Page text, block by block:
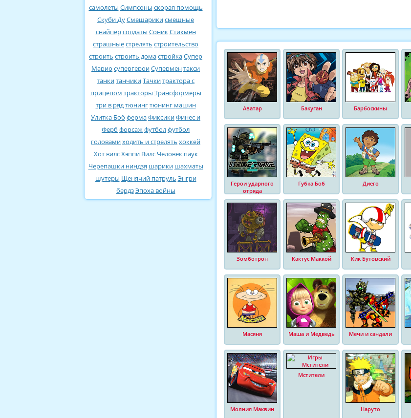
самолеты Симпсоны скорая помощь
Скуби ДуСмешарикисмешные
снайперсолдаты СоникСтикмен
страшныестрелять строительство
строить строить домастройкаСупер
Марио супергероиСуперментакси
танкитанчикиТачкитрактора с
прицепом тракторы Трансформеры
три в рядтюнингтюнинг машин
Улитка Боб фермаФиксикиФинес и
Ферб форсажфутболфутбол
головамиходить и стрелять хоккей
Хот вилсХэппи Вилс Человек паук
Черепашки ниндзя шарики шахматы
шутеры Щенячий патруль Энгри
бердзЭпоха войны
Аватар Бакуган Барбоскины
Герои ударного
отряда
Губка Боб Диего
Зомботрон Кактус Маккой Кик Бутовский
Масяня Маша и Медведь Мечи и сандали
Молния Маквин
Мстители
Наруто